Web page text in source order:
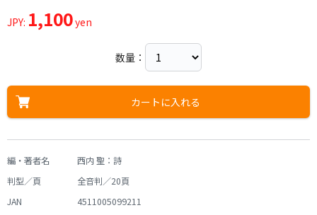
JPY: 1,100yen
数量：
カートに入れる
編・著者名
西内 聖：詩
判型／頁
全音判／20頁
JAN
4511005099211